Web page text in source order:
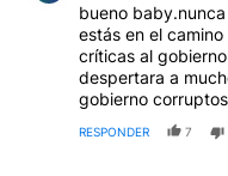
bueno
estás en el
críticas al
despertara a
gobierno
RESPONDER 7